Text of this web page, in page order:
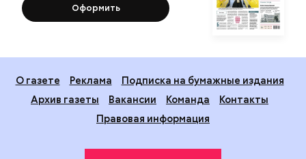
Оформить
О газете Реклама
Подписка на бумажные издания
Архив газеты
Вакансии Команда
Контакты
Правовая информация